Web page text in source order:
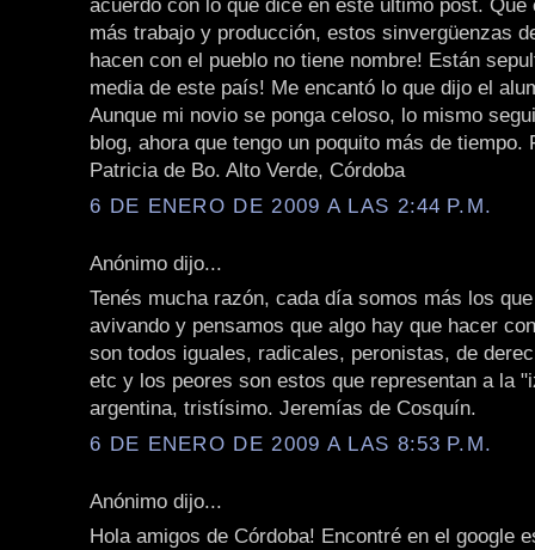
acuerdo con lo que dice en este último post. Que
más trabajo y producción, estos sinvergüenzas
hacen con el pueblo no tiene nombre! Están
media de este país! Me encantó lo que dijo el
Aunque mi novio se ponga celoso, lo mismo
blog, ahora que tengo un poquito más de tiempo.
Patricia de Bo. Alto Verde, Córdoba
6 DE ENERO DE 2009 A LAS 2:44 P.M.
Anónimo dijo...
Tenés mucha razón, cada día somos más los
avivando y pensamos que algo hay que hacer
son todos iguales, radicales, peronistas, de
etc y los peores son estos que representan a la
argentina, tristísimo. Jeremías de Cosquín.
6 DE ENERO DE 2009 A LAS 8:53 P.M.
Anónimo dijo...
Hola amigos de Córdoba! Encontré en el google